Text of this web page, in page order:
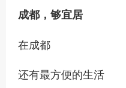
成都，够宜居
在成都
还有最方便的生活